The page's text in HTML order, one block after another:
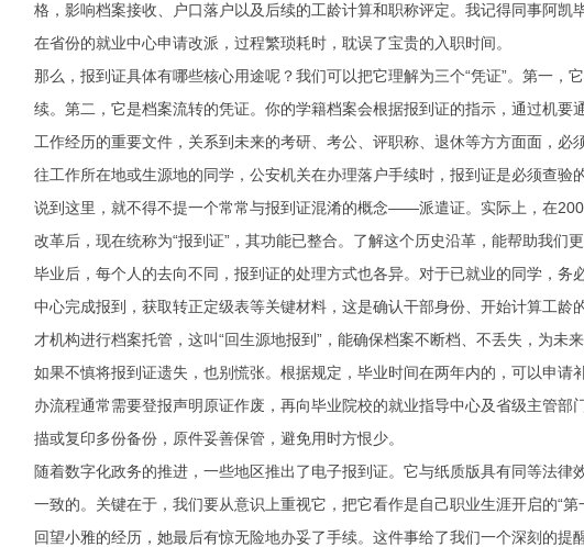
格，影响档案接收、户口落户以及后续的工龄计算和职称评定。我记得同事阿
在省份的就业中心申请改派，过程繁琐耗时，耽误了宝贵的入职时间。
那么，报到证具体有哪些核心用途呢？我们可以把它理解为三个“凭证”。第一
续。第二，它是档案流转的凭证。你的学籍档案会根据报到证的指示，通过机要
工作经历的重要文件，关系到未来的考研、考公、评职称、退休等方方面面，
往工作所在地或生源地的同学，公安机关在办理落户手续时，报到证是必须查验
说到这里，就不得不提一个常常与报到证混淆的概念——派遣证。实际上，在
改革后，现在统称为“报到证”，其功能已整合。了解这个历史沿革，能帮助我们
毕业后，每个人的去向不同，报到证的处理方式也各异。对于已就业的同学，
中心完成报到，获取转正定级表等关键材料，这是确认干部身份、开始计算工
才机构进行档案托管，这叫“回生源地报到”，能确保档案不断档、不丢失，为未
如果不慎将报到证遗失，也别慌张。根据规定，毕业时间在两年内的，可以申
办流程通常需要登报声明原证作废，再向毕业院校的就业指导中心及省级主管
描或复印多份备份，原件妥善保管，避免用时方恨少。
随着数字化政务的推进，一些地区推出了电子报到证。它与纸质版具有同等法
一致的。关键在于，我们要从意识上重视它，把它看作是自己职业生涯开启的“第
回望小雅的经历，她最后有惊无险地办妥了手续。这件事给了我们一个深刻的